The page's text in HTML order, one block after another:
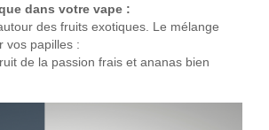
dans votre vape :
des fruits exotiques. Le mélange
vos papilles :
de la passion frais et ananas bien